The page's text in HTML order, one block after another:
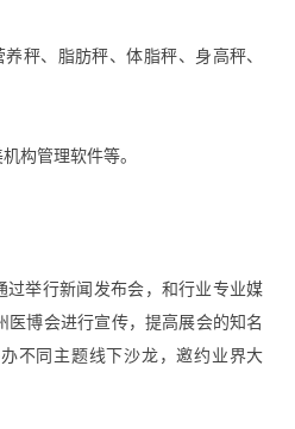
秤、脂肪秤、体脂秤、身高秤、
构管理软件等。
过举行新闻发布会，和行业专业媒
博会进行宣传，提高展会的知名
不同主题线下沙龙，邀约业界大